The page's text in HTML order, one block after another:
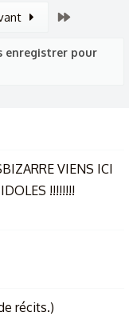
enregistrer pour
VIENS ICI
!!!!!!!!
récits.)